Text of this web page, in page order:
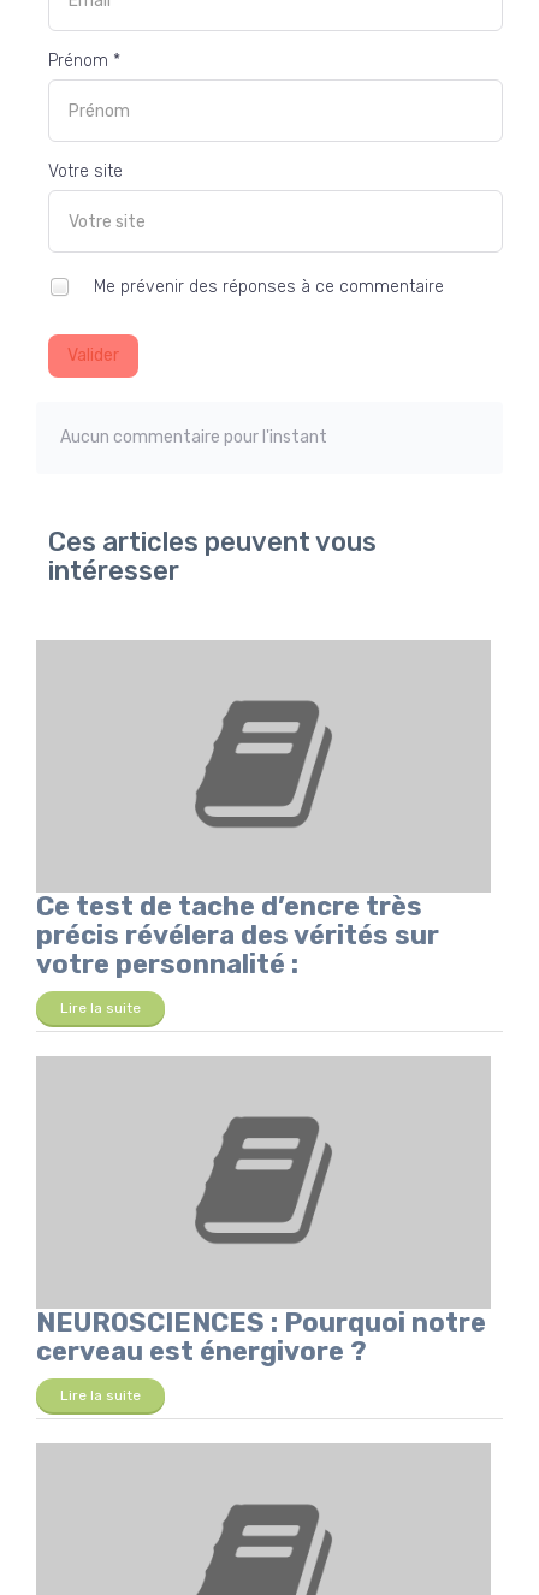
Prénom *
Votre site
Me prévenir des réponses à ce commentaire
Valider
Aucun commentaire pour l'instant
Ces articles peuvent vous
intéresser
Ce test de tache d’encre très
précis révélera des vérités sur
votre personnalité :
Lire la suite
NEUROSCIENCES : Pourquoi notre
cerveau est énergivore ?
Lire la suite